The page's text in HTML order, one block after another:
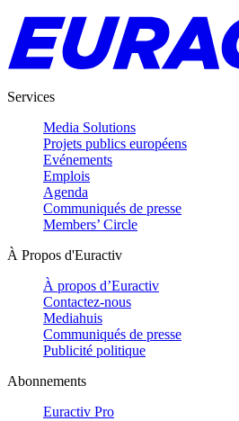
Services
Media Solutions
Projets publics européens
Evénements
Emplois
Agenda
Communiqués de presse
Members’ Circle
À Propos d'Euractiv
À propos d’Euractiv
Contactez-nous
Mediahuis
Communiqués de presse
Publicité politique
Abonnements
Euractiv Pro